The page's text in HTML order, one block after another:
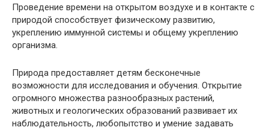
Проведение времени на открытом воздухе и в контакте с
природой способствует физическому развитию,
укреплению иммунной системы и общему укреплению
организма.
Природа предоставляет детям бесконечные
возможности для исследования и обучения. Открытие
огромного множества разнообразных растений,
животных и геологических образований развивает их
наблюдательность, любопытство и умение задавать